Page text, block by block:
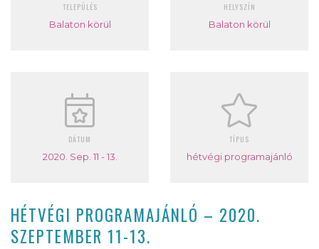
TELEPÜLÉS
Balaton körül
HELYSZÍN
Balaton körül
DÁTUM
2020. Sep. 11 - 13.
TÍPUS
hétvégi programajánló
HÉTVÉGI PROGRAMAJÁNLÓ – 2020.
SZEPTEMBER 11-13.